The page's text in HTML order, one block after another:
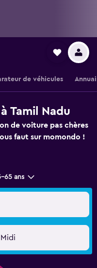
de véhicules
Tamil Nadu
de voiture pas chères
faut sur momondo !
65 ans
Midi